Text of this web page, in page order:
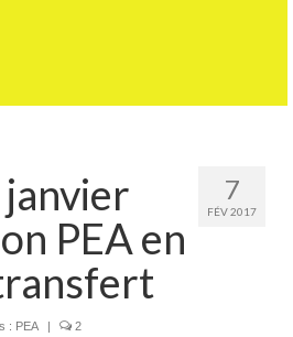
7
FÉV 2017
janvier
PEA en
: PEA | 2